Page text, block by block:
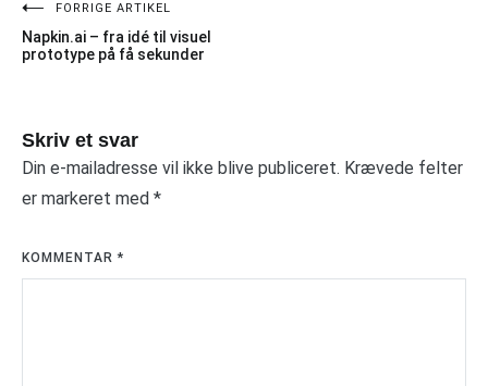
Indlægsnavigation
FORRIGE ARTIKEL
Napkin.ai – fra idé til visuel
prototype på få sekunder
Skriv et svar
Din e-mailadresse vil ikke blive publiceret. Krævede felter
er markeret med *
KOMMENTAR*